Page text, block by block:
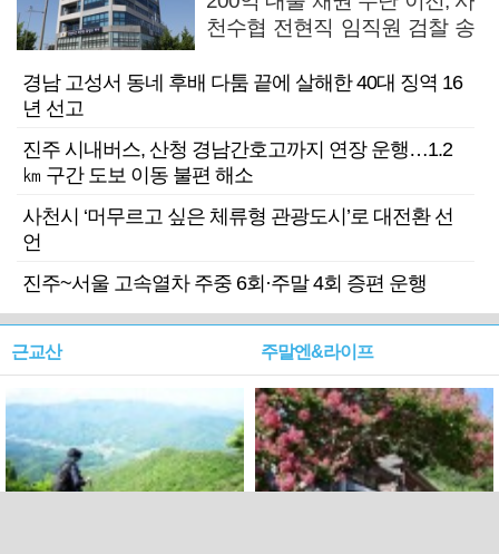
천수협 전현직 임직원 검찰 송
경남 고성서 동네 후배 다툼 끝에 살해한 40대 징역 16
년 선고
진주 시내버스, 산청 경남간호고까지 연장 운행…1.2
㎞ 구간 도보 이동 불편 해소
사천시 ‘머무르고 싶은 체류형 관광도시’로 대전환 선
언
진주~서울 고속열차 주중 6회·주말 4회 증편 운행
근교산 주말엔&라이프